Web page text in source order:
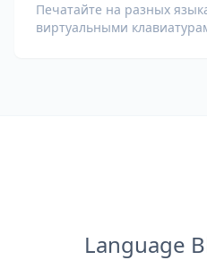
Печатайте на разных
виртуальными
Language